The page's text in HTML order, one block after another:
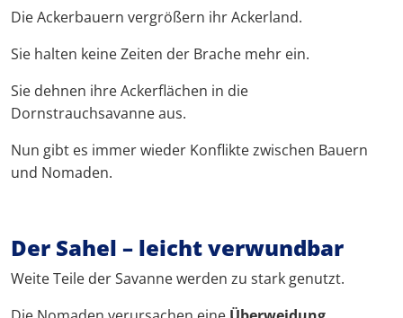
Die Ackerbauern vergrößern ihr Ackerland.
Sie halten keine Zeiten der Brache mehr ein.
Sie dehnen ihre Ackerflächen in die
Dornstrauchsavanne aus.
Nun gibt es immer wieder Konflikte zwischen Bauern
und Nomaden.
Der Sahel – leicht verwundbar
Weite Teile der Savanne werden zu stark genutzt.